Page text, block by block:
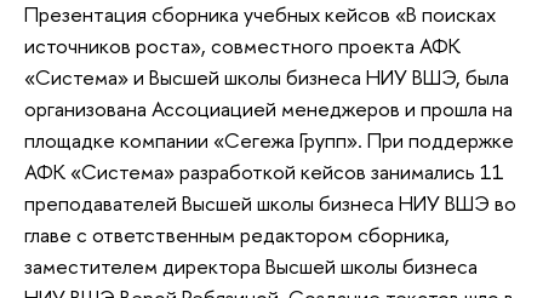
Презентация сборника учебных кейсов «В поисках
источников роста», совместного проекта АФК
«Система» и Высшей школы бизнеса НИУ ВШЭ, была
организована Ассоциацией менеджеров и прошла на
площадке компании «Сегежа Групп». При поддержке
АФК «Система» разработкой кейсов занимались 11
преподавателей Высшей школы бизнеса НИУ ВШЭ во
главе с ответственным редактором сборника,
заместителем директора Высшей школы бизнеса